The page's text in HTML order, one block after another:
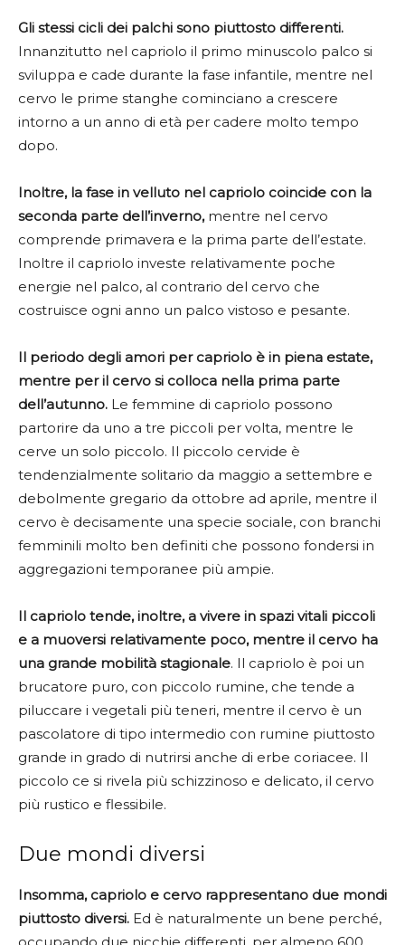
Gli stessi cicli dei palchi sono piuttosto differenti.
Innanzitutto nel capriolo il primo minuscolo palco si
sviluppa e cade durante la fase infantile, mentre nel
cervo le prime stanghe cominciano a crescere
intorno a un anno di età per cadere molto tempo
dopo.
Inoltre, la fase in velluto nel capriolo coincide con la
seconda parte dell’inverno, mentre nel cervo
comprende primavera e la prima parte dell’estate.
Inoltre il capriolo investe relativamente poche
energie nel palco, al contrario del cervo che
costruisce ogni anno un palco vistoso e pesante.
Il periodo degli amori per capriolo è in piena estate,
mentre per il cervo si colloca nella prima parte
dell’autunno. Le femmine di capriolo possono
partorire da uno a tre piccoli per volta, mentre le
cerve un solo piccolo. Il piccolo cervide è
tendenzialmente solitario da maggio a settembre e
debolmente gregario da ottobre ad aprile, mentre il
cervo è decisamente una specie sociale, con branchi
femminili molto ben definiti che possono fondersi in
aggregazioni temporanee più ampie.
Il capriolo tende, inoltre, a vivere in spazi vitali piccoli
e a muoversi relativamente poco, mentre il cervo ha
una grande mobilità stagionale. Il capriolo è poi un
brucatore puro, con piccolo rumine, che tende a
piluccare i vegetali più teneri, mentre il cervo è un
pascolatore di tipo intermedio con rumine piuttosto
grande in grado di nutrirsi anche di erbe coriacee. Il
piccolo ce si rivela più schizzinoso e delicato, il cervo
più rustico e flessibile.
Due mondi diversi
Insomma, capriolo e cervo rappresentano due mondi
piuttosto diversi. Ed è naturalmente un bene perché,